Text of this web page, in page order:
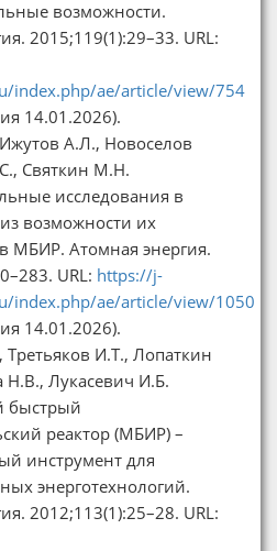
возможности.
2015;119(1):29–33. URL:
index.php/ae/article/view/754
14.01.2026).
А.Л., Новоселов
Святкин М.Н.
исследования в
возможности их
МБИР. Атомная энергия.
URL: https://j-
index.php/ae/article/view/1050
14.01.2026).
И.Т., Лопаткин
Лукасевич И.Б.
быстрый
реактор (МБИР) –
инструмент для
энерготехнологий.
2012;113(1):25–28. URL: